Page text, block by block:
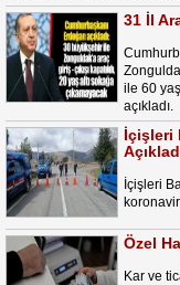
31 İl
ile 60
açıkladı.
İçişleri
İçişleri
Özel
Kar ve